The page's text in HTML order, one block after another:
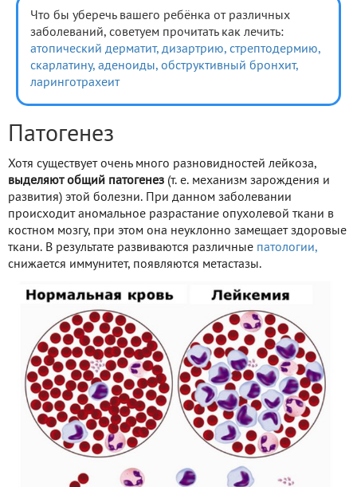
Что бы уберечь вашего ребёнка от различных
заболеваний, советуем прочитать как лечить:
атопический дерматит, дизартрию, стрептодермию,
скарлатину, аденоиды, обструктивный бронхит,
ларинготрахеит
Патогенез
Хотя существует очень много разновидностей лейкоза,
выделяют общий патогенез (т. е. механизм зарождения и
развития) этой болезни. При данном заболевании
происходит аномальное разрастание опухолевой ткани в
костном мозгу, при этом она неуклонно замещает здоровые
ткани. В результате развиваются различные патологии,
снижается иммунитет, появляются метастазы.